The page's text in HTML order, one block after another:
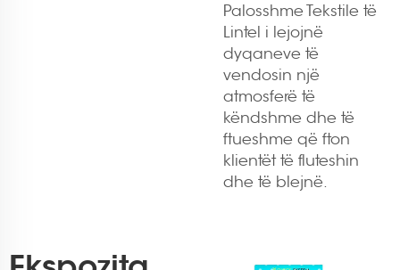
Palosshme Tekstile të
Lintel i lejojnë
dyqaneve të
vendosin një
atmosferë të
këndshme dhe të
ftueshme që fton
klientët të fluteshin
dhe të blejnë.